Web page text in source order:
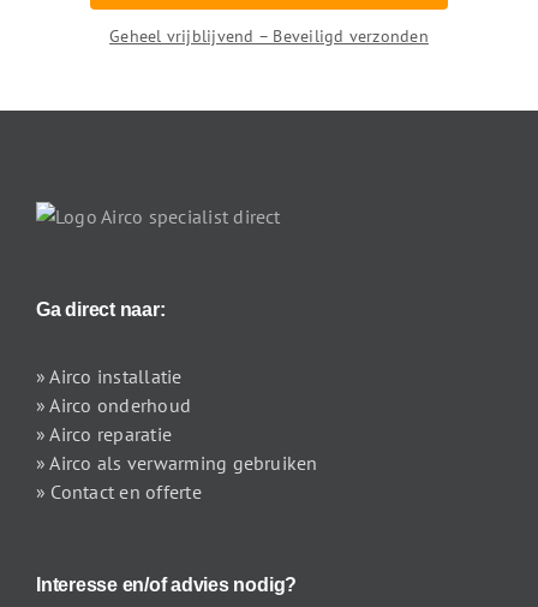
Geheel vrijblijvend – Beveiligd verzonden
Ga direct naar:
» Airco installatie
» Airco onderhoud
» Airco reparatie
» Airco als verwarming gebruiken
» Contact en offerte
Interesse en/of advies nodig?